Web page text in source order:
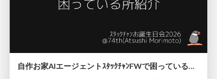
自作お家AIエージェントｽﾀｯｸﾁｬﾝFWで困っている所紹介